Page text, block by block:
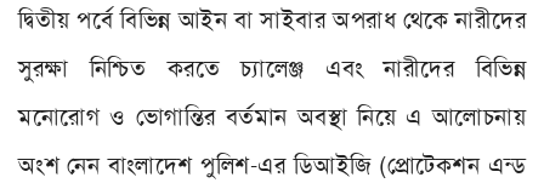
দ্বিতীয় পর্বে বিভিন্ন আইন বা সাইবার অপরাধ থেকে নারীদের
সুরক্ষা নিশ্চিত করতে চ্যালেঞ্জ এবং নারীদের বিভিন্ন
মনোরোগ ও ভোগান্তির বর্তমান অবস্থা নিয়ে এ আলোচনায়
অংশ নেন বাংলাদেশ পুলিশ-এর ডিআইজি (প্রোটেকশন এন্ড